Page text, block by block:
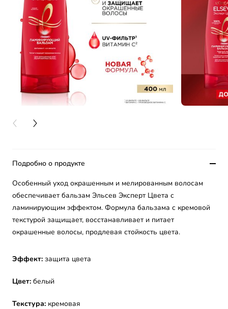
PREVIOUS CARD
NEXT CARD
Подробно о продукте
Особенный уход окрашенным и мелированным волосам
обеспечивает бальзам Эльсев Эксперт Цвета с
ламинирующим эффектом. Формула бальзама с кремовой
текстурой защищает, восстанавливает и питает
окрашенные волосы, продлевая стойкость цвета.
Эффект: защита цвета
Цвет: белый
Текстура: кремовая